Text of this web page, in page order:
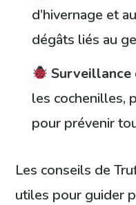
d’hivernage et
dégâts liés au
Surveillance
les cochenilles,
pour prévenir
Les conseils de
utiles pour guider